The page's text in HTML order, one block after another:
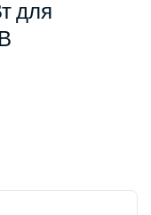
для